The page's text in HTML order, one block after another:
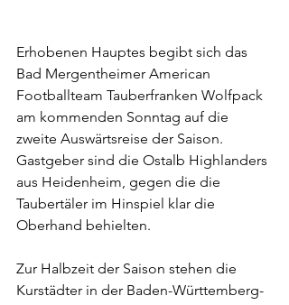
Erhobenen Hauptes begibt sich das
Bad Mergentheimer American
Footballteam Tauberfranken Wolfpack
am kommenden Sonntag auf die
zweite Auswärtsreise der Saison.
Gastgeber sind die Ostalb Highlanders
aus Heidenheim, gegen die die
Taubertäler im Hinspiel klar die
Oberhand behielten.
Zur Halbzeit der Saison stehen die
Kurstädter in der Baden-Württemberg-